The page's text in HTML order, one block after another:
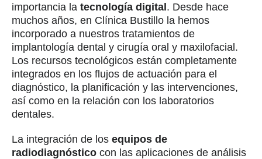
importancia la tecnología digital. Desde hace
muchos años, en Clínica Bustillo la hemos
incorporado a nuestros tratamientos de
implantología dental y cirugía oral y maxilofacial.
Los recursos tecnológicos están completamente
integrados en los flujos de actuación para el
diagnóstico, la planificación y las intervenciones,
así como en la relación con los laboratorios
dentales.
La integración de los equipos de
radiodiagnóstico con las aplicaciones de análisis